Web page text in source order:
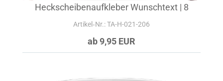
Heckscheibenaufkleber Wunschtext | 8
Artikel‑Nr.: TA-H-021-206
ab 9,95 EUR